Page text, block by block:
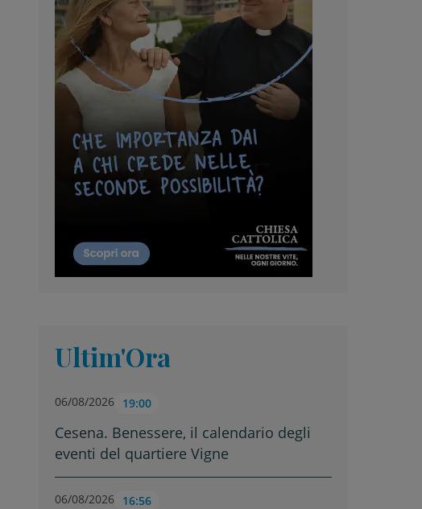
Ultim'Ora
06/08/2026 19:00
Cesena. Benessere, il calendario degli
eventi del quartiere Vigne
06/08/2026 16:56